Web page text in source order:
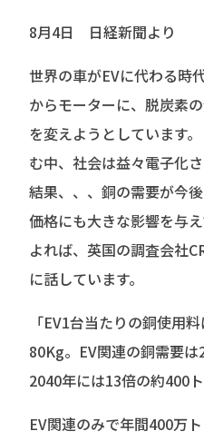
8月4日 日経新聞より
世界の車がEVに代わる時
からモーターに、脱炭素
を変えようとしています
む中、社会は益々電子化
結果、、、銅の需要が今
価格にも大きな影響を与
よれば、英国の調査会社
に話しています。
「EV1台当たりの銅使用
80Kg。EV関連の銅需要
2040年には13倍の約400
EV関連のみで年間400万